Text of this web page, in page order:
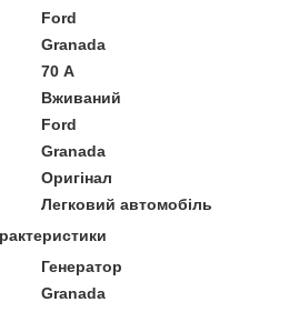
Ford
Granada
70 А
Вживаний
Ford
Granada
Оригінал
Легковий автомобіль
Генератор
Granada